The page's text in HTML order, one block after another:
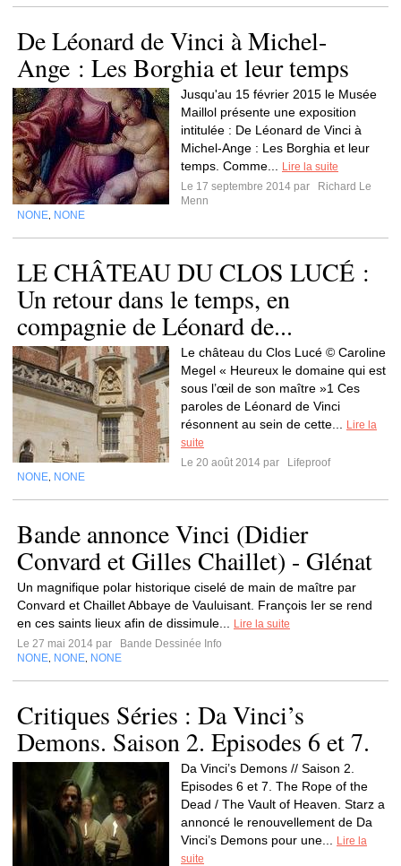
De Léonard de Vinci à Michel-
Ange : Les Borghia et leur temps
Jusqu'au 15 février 2015 le Musée
Maillol présente une exposition
intitulée : De Léonard de Vinci à
Michel-Ange : Les Borghia et leur
temps. Comme...
Lire la suite
Le 17 septembre 2014 par
Richard Le
Menn
NONE NONE
LE CHÂTEAU DU CLOS LUCÉ :
Un retour dans le temps, en
compagnie de Léonard de...
Le château du Clos Lucé © Caroline
Megel « Heureux le domaine qui est
sous l’œil de son maître »1 Ces
paroles de Léonard de Vinci
résonnent au sein de cette...
Lire la
suite
Le 20 août 2014 par
Lifeproof
NONE NONE
Bande annonce Vinci (Didier
Convard et Gilles Chaillet) - Glénat
Un magnifique polar historique ciselé de main de maître par
Convard et Chaillet Abbaye de Vauluisant. François Ier se rend
en ces saints lieux afin de dissimule...
Lire la suite
Le 27 mai 2014 par
Bande Dessinée Info
NONE NONE NONE
Critiques Séries : Da Vinci’s
Demons. Saison 2. Episodes 6 et 7.
Da Vinci’s Demons // Saison 2.
Episodes 6 et 7. The Rope of the
Dead / The Vault of Heaven. Starz a
annoncé le renouvellement de Da
Vinci’s Demons pour une...
Lire la
suite